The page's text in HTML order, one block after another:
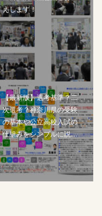
えします！
【最新版】選考基準？二
次選考？神奈川県の受験
の基本や公立高校入試の
仕組みをシンプルに説…